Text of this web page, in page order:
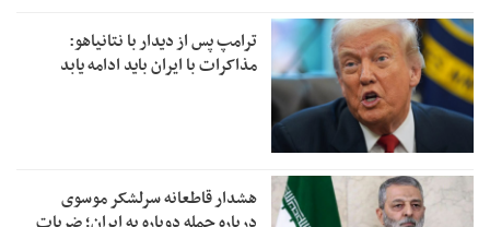
ترامپ پس از دیدار با نتانیاهو:
مذاکرات با ایران باید ادامه یابد
هشدار قاطعانه سرلشکر موسوی